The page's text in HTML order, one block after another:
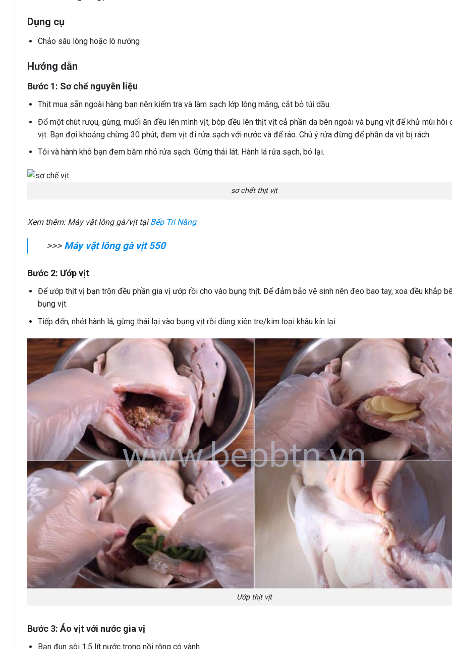
Dụng cụ
Chảo sâu lòng hoặc lò nướng
Hướng dẫn
Bước 1: Sơ chế nguyên liệu
Thịt mua sẵn ngoài hàng bạn nên kiểm tra và làm sạch lớp lông măng, cắt bỏ túi dầu.
Đổ một chút rượu, gừng, muối ăn đều lên mình vịt, bóp đều lên thịt vịt cả phần da bên ngoài và bụng vịt để khử mùi hôi
vịt. Bạn đợi khoảng chừng 30 phút, đem vịt đi rửa sạch với nước và để ráo. Chú ý rửa đừng để phần da vịt bị rách.
Tỏi và hành khô bạn đem băm nhỏ rửa sạch. Gừng thái lát. Hành lá rửa sạch, bó lại.
sơ chết thịt vịt
Xem thêm: Máy vặt lông gà/vịt tạiBếp Trí Năng
>>> Máy vặt lông gà vịt 550
Bước 2: Ướp vịt
Để ướp thịt vị bạn trộn đều phần gia vị ướp rồi cho vào bụng thịt. Để đảm bảo vệ sinh nên đeo bao tay, xoa đều khắp
bụng vịt.
Tiếp đến, nhét hành lá, gừng thái lại vào bụng vịt rồi dùng xiên tre/kim loại khâu kín lại.
Ướp thịt vịt
Bước 3: Áo vịt với nước gia vị
Bạn đun sôi 1,5 lít nước trong nồi rộng có vành.